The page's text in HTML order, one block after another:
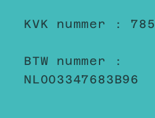
KVK nummer :
BTW nummer :
NL003347683B96